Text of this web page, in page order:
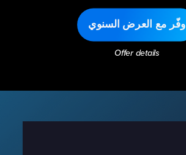
وفّر مع العرض السنوي
Offer details